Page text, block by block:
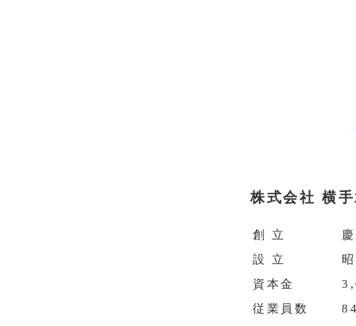
株式会社 横
創 立
設 立
資本金
従業員数